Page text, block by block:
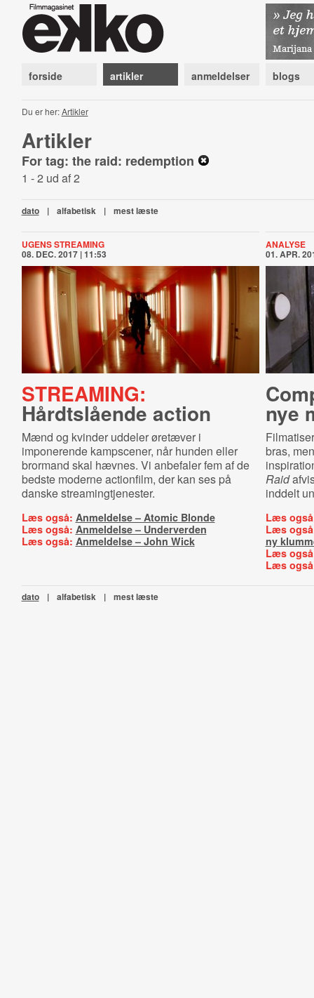
forside artikler anmeldelser blogs
Du er her:Artikler
Artikler
For tag: the raid: redemption
1 - 2 ud af 2
dato | alfabetisk | mest læste
UGENS STREAMING
08. DEC. 2017 | 11:53
STREAMING:
Hårdtslående action
Mænd og kvinder uddeler øretæver i
imponerende kampscener, når hunden eller
brormand skal hævnes. Vi anbefaler fem af de
bedste moderne actionfilm, der kan ses på
danske streamingtjenester.
Læs også: Anmeldelse – Atomic Blonde
Læs også: Anmeldelse – Underverden
Læs også: Anmeldelse – John Wick
ANALYSE
01. APR.
nye
bras,
Raid
inddelt
Læs
Læs
ny
Læs
Læs
dato | alfabetisk | mest læste